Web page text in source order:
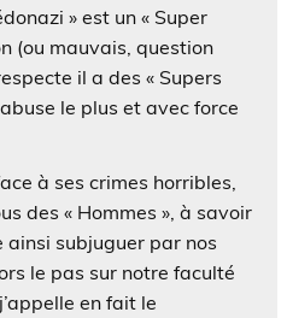
» est un « Super
(ou mauvais, question
il a des « Supers
le plus et avec force
à ses crimes horribles,
des « Hommes », à savoir
ainsi subjuguer par nos
le pas sur notre faculté
en fait le